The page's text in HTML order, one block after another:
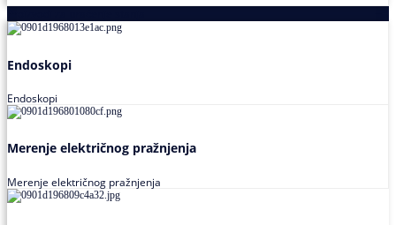
Endoskopi
Endoskopi
Merenje električnog pražnjenja
Merenje električnog pražnjenja